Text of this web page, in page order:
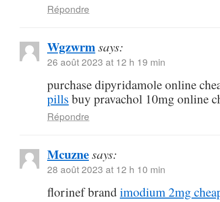
Répondre
Wgzwrmsays:
26 août 2023 at 12 h 19 min
purchase dipyridamole online
pills buy pravachol 10mg online
Répondre
Mcuznesays:
28 août 2023 at 12 h 10 min
florinef brandimodium 2mg